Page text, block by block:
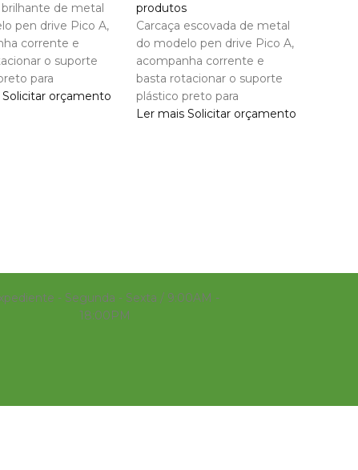
brilhante de metal
pen drive Pico A,
corrente e
o suporte
para
Solicitar orçamento
produtos
Carcaça escovada de metal
do modelo pen drive Pico A,
acompanha corrente e
basta rotacionar o suporte
plástico preto para
Ler mais Solicitar orçamento
- Segunda - Sexta / 9:00AM -
18:00PM